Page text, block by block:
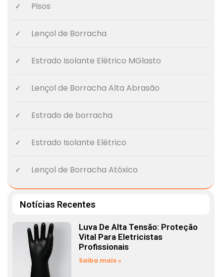
Pisos
Lençol de Borracha
Estrado Isolante Elétrico MGlasto
Lençol de Borracha Alta Abrasão
Estrado de borracha
Estrado Isolante Elétrico
Lençol de Borracha Atóxico
Notícias Recentes
Luva De Alta Tensão: Proteção
Vital Para Eletricistas
Profissionais
Saiba mais »